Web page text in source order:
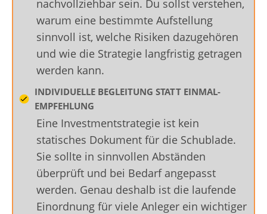
nachvollziehbar sein. Du sollst verstehen,
warum eine bestimmte Aufstellung
sinnvoll ist, welche Risiken dazugehören
und wie die Strategie langfristig getragen
werden kann.
INDIVIDUELLE BEGLEITUNG STATT EINMAL-
EMPFEHLUNG
Eine Investmentstrategie ist kein
statisches Dokument für die Schublade.
Sie sollte in sinnvollen Abständen
überprüft und bei Bedarf angepasst
werden. Genau deshalb ist die laufende
Einordnung für viele Anleger ein wichtiger